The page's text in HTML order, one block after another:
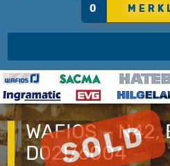
0
WAFIOS – N42,
D02I/6004